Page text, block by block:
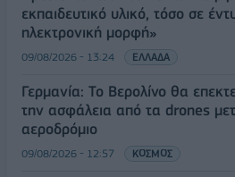
εκπαιδευτικό υλικό, τόσο σε
ηλεκτρονική μορφή»
09/08/2026 - 13:24 ΕΛΛΑΔΑ
Γερμανία: Το Βερολίνο θα
την ασφάλεια από τα drones
αεροδρόμιο
09/08/2026 - 12:57 ΚΟΣΜΟΣ